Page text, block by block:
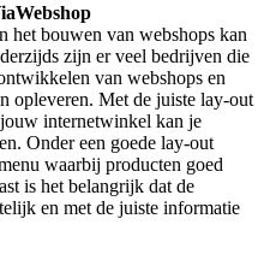
het bouwen van webshops kan
zijn er veel bedrijven die
van webshops en
opleveren. Met de juiste lay-out
internetwinkel kan je
Onder een goede lay-out
waarbij producten goed
is het belangrijk dat de
en met de juiste informatie